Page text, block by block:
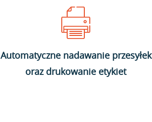
Automatyczne nadawanie przesyłek
oraz drukowanie etykiet